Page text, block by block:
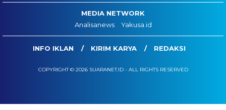
MEDIA NETWORK
Analisanews
Yakusa.id
INFO IKLAN KIRIM KARYA REDAKSI
COPYRIGHT © 2026 SUARANET.ID - ALL RIGHTS RESERVED